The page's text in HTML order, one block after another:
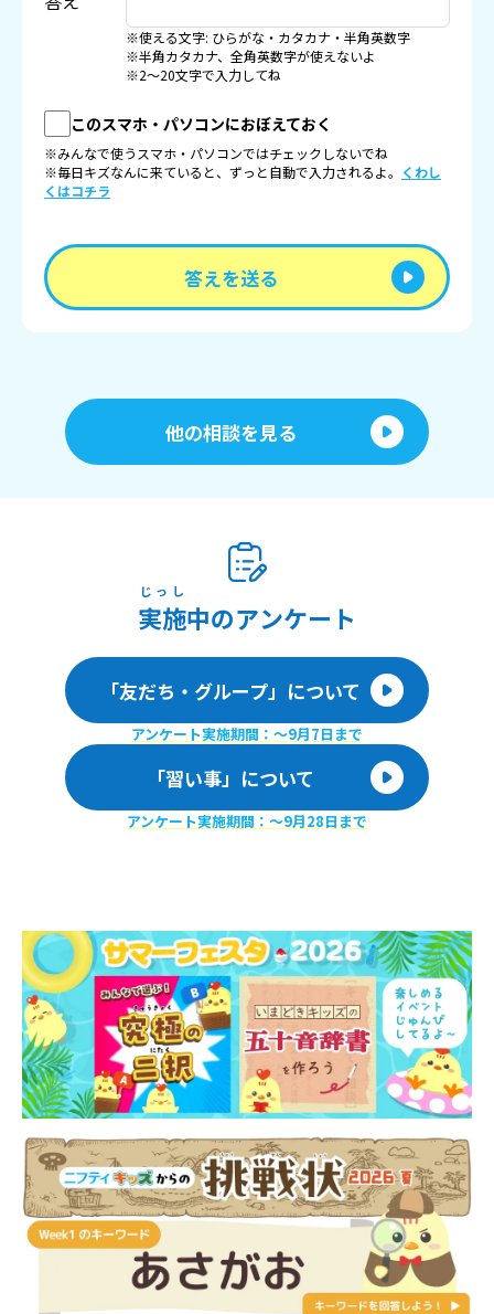
※使える文字: ひらがな・カタカナ・半角英数字
※半角カタカナ、全角英数字が使えないよ
※2〜20文字で入力してね
このスマホ・パソコンにおぼえておく
※みんなで使うスマホ・パソコンではチェックしないでね
※毎日キズなんに来ていると、ずっと自動で入力されるよ。 くわし
くはコチラ
答えを送る
他の相談を見る
実施
じっし
中のアンケート
「友だち・グループ」について
アンケート実施期間：〜9月7日まで
「習い事」について
アンケート実施期間：〜9月28日まで